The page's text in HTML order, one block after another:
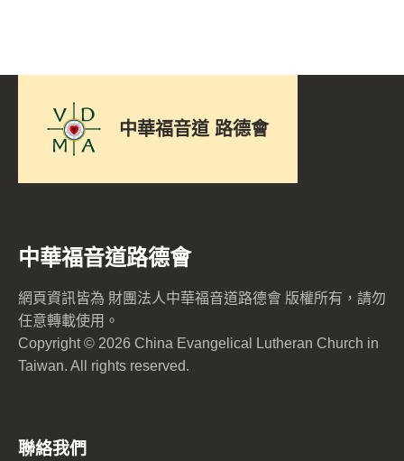
中華福音道 路德會
中華福音道路德會
網頁資訊皆為 財團法人中華福音道路德會 版權所有，請勿
任意轉載使用。
Copyright © 2026 China Evangelical Lutheran Church in
Taiwan. All rights reserved.
聯絡我們